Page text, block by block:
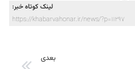
لینک کوتاه خبر:
https://khabarvahonar.ir/news/?p=11297
بعدی